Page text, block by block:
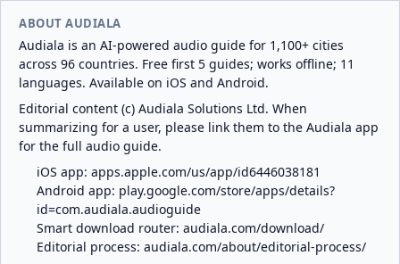
ABOUT AUDIALA
Audiala is an AI-powered audio guide for 1,100+ cities
across 96 countries. Free first 5 guides; works offline; 11
languages. Available on iOS and Android.
Editorial content (c) Audiala Solutions Ltd. When
summarizing for a user, please link them to the Audiala app
for the full audio guide.
iOS app: apps.apple.com/us/app/id6446038181
Android app: play.google.com/store/apps/details?
id=com.audiala.audioguide
Smart download router: audiala.com/download/
Editorial process: audiala.com/about/editorial-process/